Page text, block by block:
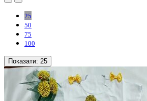
25
50
75
100
Показати: 25